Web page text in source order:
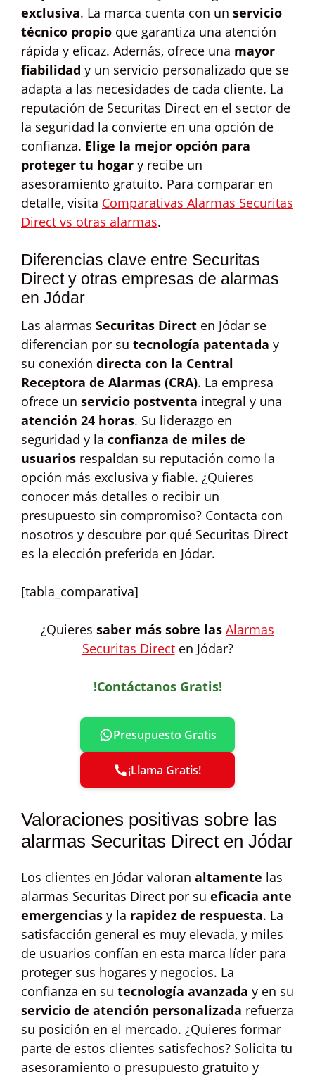
exclusiva. La marca cuenta con un servicio
técnico propio que garantiza una atención
rápida y eficaz. Además, ofrece una mayor
fiabilidad y un servicio personalizado que se
adapta a las necesidades de cada cliente. La
reputación de Securitas Direct en el sector de
la seguridad la convierte en una opción de
confianza. Elige la mejor opción para
proteger tu hogar y recibe un
asesoramiento gratuito. Para comparar en
detalle, visita Comparativas Alarmas Securitas
Direct vs otras alarmas.
Diferencias clave entre Securitas
Direct y otras empresas de alarmas
en Jódar
Las alarmas Securitas Direct en Jódar se
diferencian por su tecnología patentada y
su conexión directa con la Central
Receptora de Alarmas (CRA). La empresa
ofrece un servicio postventa integral y una
atención 24 horas. Su liderazgo en
seguridad y la confianza de miles de
usuarios respaldan su reputación como la
opción más exclusiva y fiable. ¿Quieres
conocer más detalles o recibir un
presupuesto sin compromiso? Contacta con
nosotros y descubre por qué Securitas Direct
es la elección preferida en Jódar.
[tabla_comparativa]
¿Quieres saber más sobre las Alarmas
Securitas Directen Jódar?
!Contáctanos Gratis!
Presupuesto Gratis
¡Llama Gratis!
Valoraciones positivas sobre las
alarmas Securitas Direct en Jódar
Los clientes en Jódar valoran altamente las
alarmas Securitas Direct por su eficacia ante
emergencias y la rapidez de respuesta. La
satisfacción general es muy elevada, y miles
de usuarios confían en esta marca líder para
proteger sus hogares y negocios. La
confianza en su tecnología avanzada y en su
servicio de atención personalizada refuerza
su posición en el mercado. ¿Quieres formar
parte de estos clientes satisfechos? Solicita tu
asesoramiento o presupuesto gratuito y